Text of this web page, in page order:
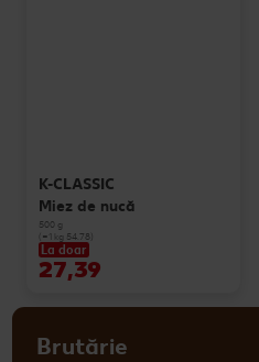
K-CLASSIC
Miez de nucă
500 g
(=1 kg 54.78)
La doar
27,39
Brutărie